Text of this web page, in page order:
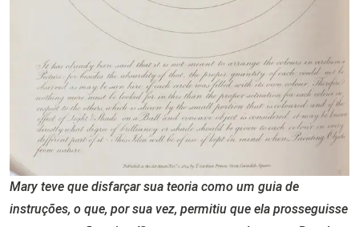
Mary teve que disfarçar sua teoria como um guia de
instruções, o que, por sua vez, permitiu que ela prosseguisse